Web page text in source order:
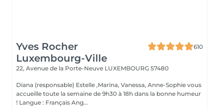
Yves Rocher
Luxembourg-Ville
610
22, Avenue de la Porte-Neuve LUXEMBOURG 57480
Diana (responsable) Estelle ,Marina, Vanessa, Anne-Sophie vous
accueille toute la semaine de 9h30 à 18h dans la bonne humeur
! Langue : Français Ang...